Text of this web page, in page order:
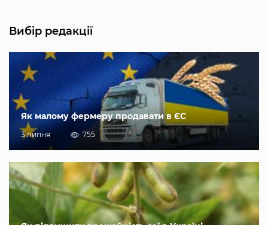
Вибір редакції
Як малому фермеру продавати в ЄС
3 липня 755